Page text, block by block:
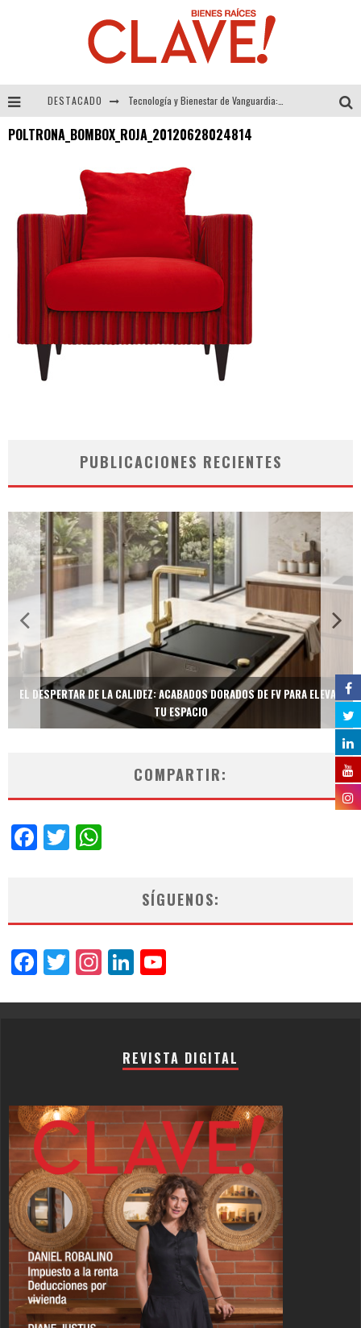
DESTACADO
POLTRONA_BOMBOX_ROJA_20120628024814
PUBLICACIONES RECIENTES
EL DESPERTAR DE LA CALIDEZ: ACABADOS DORADOS DE FV PARA ELEVAR
TU ESPACIO
COMPARTIR:
Facebook
Twitter
SÍGUENOS:
Facebook
Twitter
Instagram
LinkedIn
REVISTA DIGITAL